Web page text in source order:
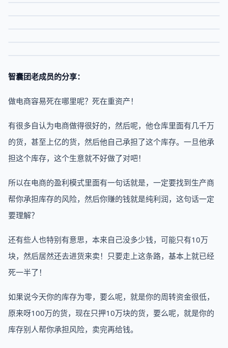
智囊团老成员的分享：
做电商容易死在哪里呢？死在重资产！
有很多自认为电商做得很好的，然后呢，他仓库里面有几千万
的货，甚至上亿的货，然后他自己承担了这个库存。一旦他承
担这个库存，这个生意就不好做了对吧！
所以在电商的盈利模式里面有一句话就是，一定要找到生产商
帮你承担库存的风险，然后你赚的钱就是纯利润，这句话一定
要理解？
还有些人也特别有意思，本来自己没多少钱，可能只有10万
块，然后居然还去进货来卖！只要走上这条路，基本上就已经
死一半了！
如果说今天你的库存为零，要么呢，就是你的周转资金很低，
原来呀100万的货，现在只押10万块的货，要么呢，就是你的
库存别人帮你承担风险，卖完再给钱。